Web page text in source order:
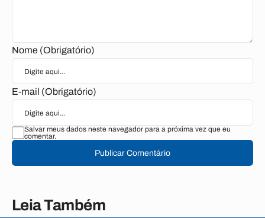
Nome (Obrigatório)
E-mail (Obrigatório)
Salvar meus dados neste navegador para a próxima vez que eu
comentar.
Publicar Comentário
Leia Também